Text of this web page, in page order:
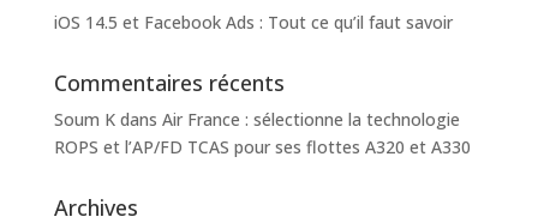
iOS 14.5 et Facebook Ads : Tout ce qu’il faut savoir
Commentaires récents
Soum Kdans Air France : sélectionne la technologie
ROPS et l’AP/FD TCAS pour ses flottes A320 et A330
Archives